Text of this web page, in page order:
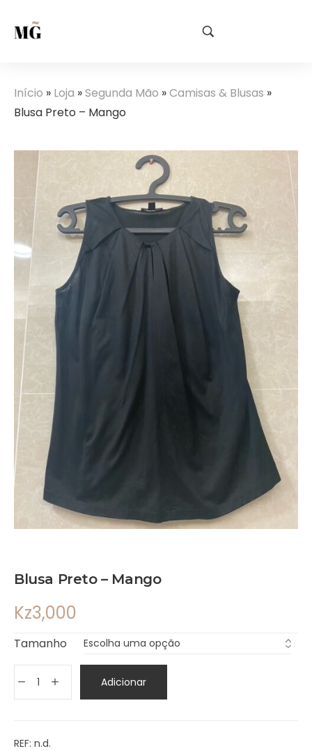
Início » Loja »Segunda Mão »Camisas & Blusas »
Blusa Preto – Mango
Blusa Preto – Mango
Kz3,000
Tamanho
Adicionar
REF: n.d.